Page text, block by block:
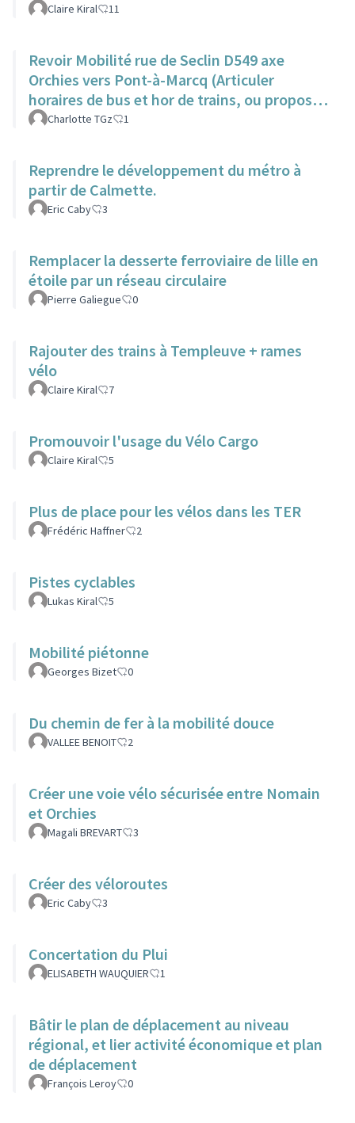
Claire Kiral 11
Revoir Mobilité rue de Seclin D549 axe
Orchies vers Pont-à-Marcq (Articuler
horaires de bus et hor de trains, ou proposer
des navettes)
Charlotte TGz 1
Reprendre le développement du métro à
partir de Calmette.
Eric Caby 3
Remplacer la desserte ferroviaire de lille en
étoile par un réseau circulaire
Pierre Galiegue 0
Rajouter des trains à Templeuve + rames
vélo
Claire Kiral 7
Promouvoir l'usage du Vélo Cargo
Claire Kiral 5
Plus de place pour les vélos dans les TER
Frédéric Haffner 2
Pistes cyclables
Lukas Kiral 5
Mobilité piétonne
Georges Bizet 0
Du chemin de fer à la mobilité douce
VALLEE BENOIT 2
Créer une voie vélo sécurisée entre Nomain
et Orchies
Magali BREVART 3
Créer des véloroutes
Eric Caby 3
Concertation du Plui
ELISABETH WAUQUIER 1
Bâtir le plan de déplacement au niveau
régional, et lier activité économique et plan
de déplacement
François Leroy 0